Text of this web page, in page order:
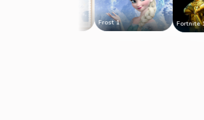
Frost 1 Fortnite 15